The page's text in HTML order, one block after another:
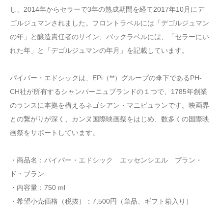
し、2014年からセラーで3年の熟成期間を経て2017年10月にデ
ゴルジュマンされました。フロントラベルには「デゴルジュマン
の年」と醸造責任者のサイン、バックラベルには、「セラーにい
れた年」と「デゴルジュマンの年月」を記載しています。
パイパー・エドシックは、EPi（**）グループの傘下であるPH-
CH社が所有するシャンパーニュブランドの１つで、1785年創業
のランスに本拠を構えるネゴシアン・マニピュランです。映画界
との繋がりが深く、カンヌ国際映画祭をはじめ、数多くの国際映
画祭をサポートしています。
・商品名：パイパー・エドシック エッセンシエル ブラン・
ド・ブラン
・内容量：750 ml
・希望小売価格（税抜）：7,500円（単品、ギフト箱入り）